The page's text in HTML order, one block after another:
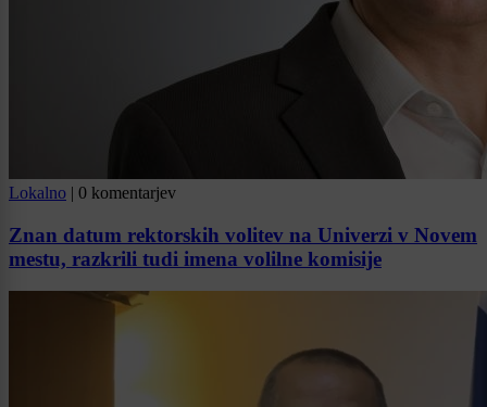
Lokalno | 0 komentarjev
Znan datum rektorskih volitev na Univerzi v Novem
mestu, razkrili tudi imena volilne komisije